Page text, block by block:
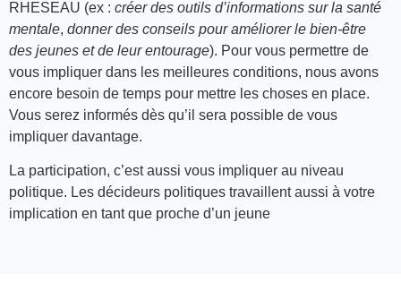
RHESEAU (ex : créer des outils d’informations sur la santé
mentale, donner des conseils pour améliorer le bien-être
des jeunes et de leur entourage). Pour vous permettre de
vous impliquer dans les meilleures conditions, nous avons
encore besoin de temps pour mettre les choses en place.
Vous serez informés dès qu’il sera possible de vous
impliquer davantage.
La participation, c’est aussi vous impliquer au niveau
politique. Les décideurs politiques travaillent aussi à votre
implication en tant que proche d’un jeune